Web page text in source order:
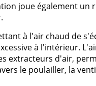
joue également
à l'air chaud de
à l'intérieur.
extracteurs d'air,
le poulailler, la